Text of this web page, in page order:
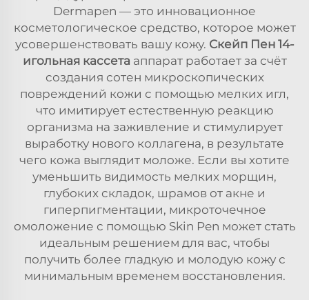
Dermapen — это инновационное
косметологическое средство, которое может
усовершенствовать вашу кожу. Скейп Пен 14-
игольная кассета аппарат работает за счёт
создания сотен микроскопических
повреждений кожи с помощью мелких игл,
что имитирует естественную реакцию
организма на заживление и стимулирует
выработку нового коллагена, в результате
чего кожа выглядит моложе. Если вы хотите
уменьшить видимость мелких морщин,
глубоких складок, шрамов от акне и
гиперпигментации, микроточечное
омоложение с помощью Skin Pen может стать
идеальным решением для вас, чтобы
получить более гладкую и молодую кожу с
минимальным временем восстановления.